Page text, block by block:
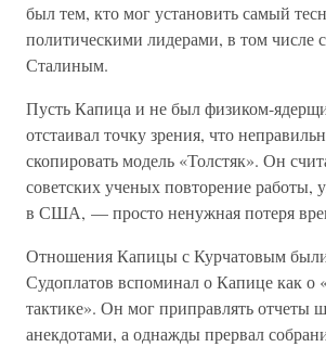
был тем, кто мог установить самый
политическими лидерами, в том числе
Сталиным.
Пусть Капица и не был физиком-
отстаивал точку зрения, что
скопировать модель «Толстяк». Он
советских ученых повторение работы,
в США, — просто ненужная потеря
Отношения Капицы с Курчатовым
Судоплатов вспоминал о Капице как о
тактике». Он мог приправлять отчеты
анекдотами, а однажды прервал